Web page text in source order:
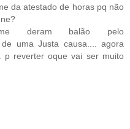
da atestado de horas pq não
deram balão pelo
de uma Justa causa.... agora
p reverter oque vai ser muito